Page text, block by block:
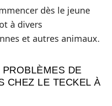
dès le jeune
à divers
et autres animaux.
DE
CHEZ LE TECKEL À